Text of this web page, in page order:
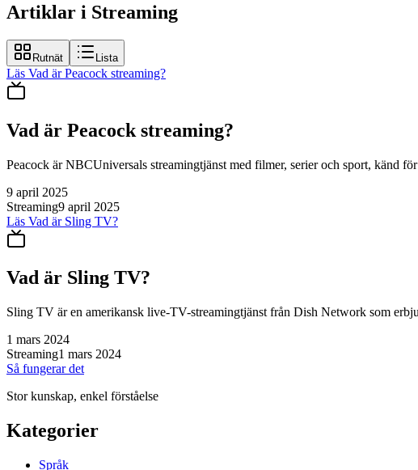
Artiklar i Streaming
Rutnät Lista
Läs Vad är Peacock streaming?
Vad är Peacock streaming?
Peacock är NBCUniversals streamingtjänst med filmer, serier och sport, känd
9 april 2025
Streaming9 april 2025
Läs Vad är Sling TV?
Vad är Sling TV?
Sling TV är en amerikansk live-TV-streamingtjänst från Dish Network som
1 mars 2024
Streaming1 mars 2024
Så fungerar det
Stor kunskap, enkel förståelse
Kategorier
Språk